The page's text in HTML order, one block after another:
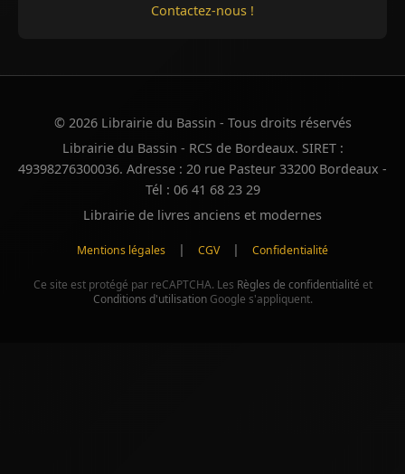
Contactez-nous !
© 2026 Librairie du Bassin - Tous droits réservés
Librairie du Bassin - RCS de Bordeaux. SIRET :
49398276300036. Adresse : 20 rue Pasteur 33200 Bordeaux -
Tél : 06 41 68 23 29
Librairie de livres anciens et modernes
Mentions légales | CGV | Confidentialité
Ce site est protégé par reCAPTCHA. Les Règles de confidentialité et
Conditions d'utilisationGoogle s'appliquent.